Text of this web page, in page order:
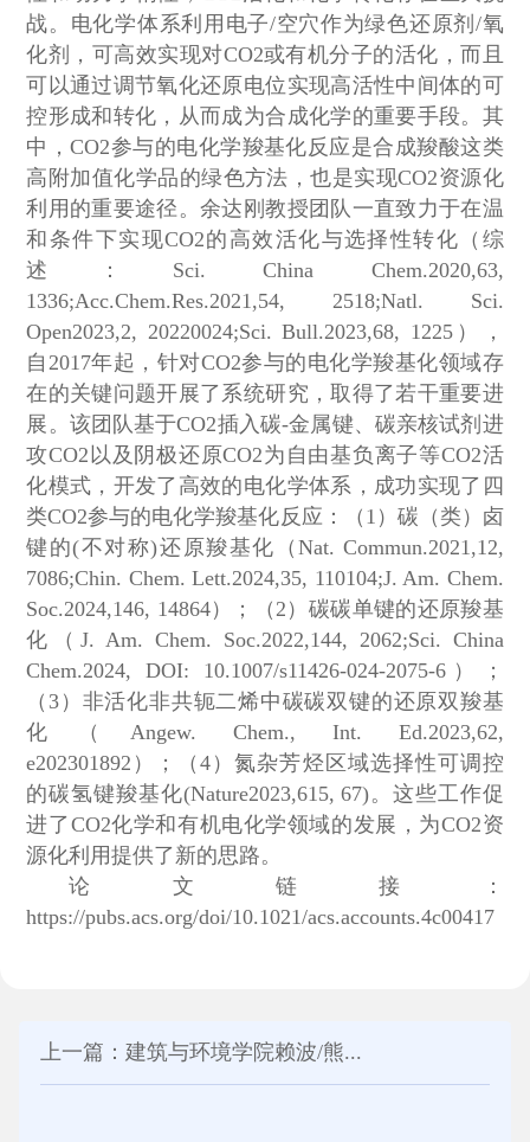
战。电化学体系利用电子/空穴作为绿色还原剂/氧
化剂，可高效实现对CO2或有机分子的活化，而且
可以通过调节氧化还原电位实现高活性中间体的可
控形成和转化，从而成为合成化学的重要手段。其
中，CO2参与的电化学羧基化反应是合成羧酸这类
高附加值化学品的绿色方法，也是实现CO2资源化
利用的重要途径。余达刚教授团队一直致力于在温
和条件下实现CO2的高效活化与选择性转化（综
述：Sci. China Chem.2020,63,
1336;Acc.Chem.Res.2021,54, 2518;Natl. Sci.
Open2023,2, 20220024;Sci. Bull.2023,68, 1225），
自2017年起，针对CO2参与的电化学羧基化领域存
在的关键问题开展了系统研究，取得了若干重要进
展。该团队基于CO2插入碳-金属键、碳亲核试剂进
攻CO2以及阴极还原CO2为自由基负离子等CO2活
化模式，开发了高效的电化学体系，成功实现了四
类CO2参与的电化学羧基化反应：（1）碳（类）卤
键的(不对称)还原羧基化（Nat. Commun.2021,12,
7086;Chin. Chem. Lett.2024,35, 110104;J. Am. Chem.
Soc.2024,146, 14864）；（2）碳碳单键的还原羧基
化（J. Am. Chem. Soc.2022,144, 2062;Sci. China
Chem.2024, DOI: 10.1007/s11426-024-2075-6）；
（3）非活化非共轭二烯中碳碳双键的还原双羧基
化（Angew. Chem., Int. Ed.2023,62,
e202301892）；（4）氮杂芳烃区域选择性可调控
的碳氢键羧基化(Nature2023,615, 67)。这些工作促
进了CO2化学和有机电化学领域的发展，为CO2资
源化利用提供了新的思路。
论文链接：
https://pubs.acs.org/doi/10.1021/acs.accounts.4c00417
上一篇：建筑与环境学院赖波/熊...